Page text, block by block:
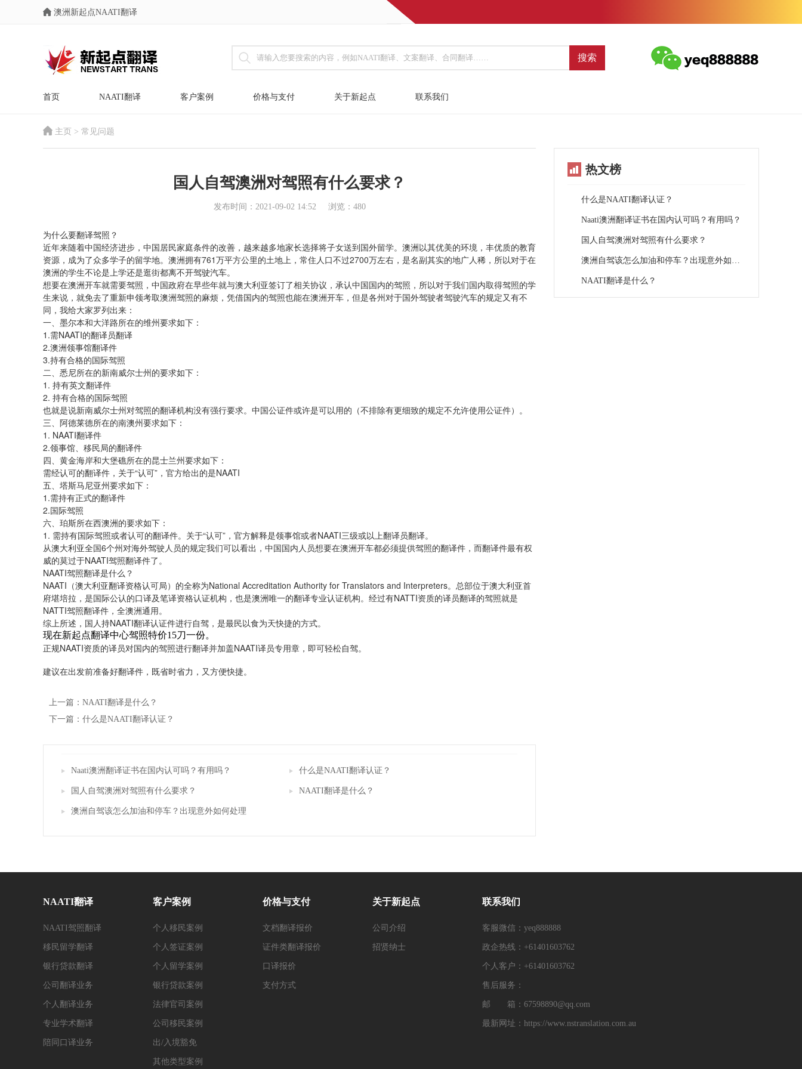
澳洲新起点NAATI翻译
搜索
首页 NAATI翻译 客户案例 价格与支付 关于新起点 联系我们
主页 > 常见问题
国人自驾澳洲对驾照有什么要求？
发布时间：2021-09-02 14:52 浏览： 480
为什么要翻译驾照？
近年来随着中国经济进步，中国居民家庭条件的改善，越来越多地家长选择将子女送到国外留学。澳洲以其优美的环境，丰优质的教育
资源，成为了众多学子的留学地。澳洲拥有761万平方公里的土地上，常住人口不过2700万左右，是名副其实的地广人稀，所以对于在
澳洲的学生不论是上学还是逛街都离不开驾驶汽车。
想要在澳洲开车就需要驾照，中国政府在早些年就与澳大利亚签订了相关协议，承认中国国内的驾照，所以对于我们国内取得驾照的学
生来说，就免去了重新申领考取澳洲驾照的麻烦，凭借国内的驾照也能在澳洲开车，但是各州对于国外驾驶者驾驶汽车的规定又有不
同，我给大家罗列出来：
一、墨尔本和大洋路所在的维州要求如下：
1.需NAATI的翻译员翻译
2.澳洲领事馆翻译件
3.持有合格的国际驾照
二、悉尼所在的新南威尔士州的要求如下：
1. 持有英文翻译件
2. 持有合格的国际驾照
也就是说新南威尔士州对驾照的翻译机构没有强行要求。中国公证件或许是可以用的（不排除有更细致的规定不允许使用公证件）。
三、阿德莱德所在的南澳州要求如下：
1. NAATI翻译件
2.领事馆、移民局的翻译件
四、黄金海岸和大堡礁所在的昆士兰州要求如下：
需经认可的翻译件，关于“认可”， 官方给出的是NAATI
五、塔斯马尼亚州要求如下：
1.需持有正式的翻译件
2.国际驾照
六、珀斯所在西澳洲的要求如下：
1. 需持有国际驾照或者认可的翻译件。关于“认可”，官方解释是领事馆或者NAATI三级或以上翻译员翻译。
从澳大利亚全国6个州对海外驾驶人员的规定我们可以看出，中国国内人员想要在澳洲开车都必须提供驾照的翻译件，而翻译件最有权
威的莫过于NAATI驾照翻译件了。
NAATI驾照翻译是什么？
NAATI（澳大利亚翻译资格认可局）的全称为National Accreditation Authority for Translators and Interpreters。总部位于澳大利亚首
府堪培拉，是国际公认的口译及笔译资格认证机构，也是澳洲唯一的翻译专业认证机构。经过有NATTI资质的译员翻译的驾照就是
NATTI驾照翻译件，全澳洲通用。
综上所述，国人持NAATI翻译认证件进行自驾，是最民以食为天快捷的方式。
现在新起点翻译中心驾照特价15刀一份。
正规NAATI资质的译员对国内的驾照进行翻译并加盖NAATI译员专用章，即可轻松自驾。
建议在出发前准备好翻译件，既省时省力，又方便快捷。
上一篇：NAATI翻译是什么？
下一篇：什么是NAATI翻译认证？
Naati澳洲翻译证书在国内认可吗？有用吗？ 什么是NAATI翻译认证？
国人自驾澳洲对驾照有什么要求？ NAATI翻译是什么？
澳洲自驾该怎么加油和停车？出现意外如何处理
热文榜
什么是NAATI翻译认证？
Naati澳洲翻译证书在国内认可吗？有用吗？
国人自驾澳洲对驾照有什么要求？
澳洲自驾该怎么加油和停车？出现意外如何处理
NAATI翻译是什么？
NAATI翻译
NAATI驾照翻译
移民留学翻译
银行贷款翻译
公司翻译业务
个人翻译业务
专业学术翻译
陪同口译业务
客户案例
个人移民案例
个人签证案例
个人留学案例
银行贷款案例
法律官司案例
公司移民案例
出/入境豁免
其他类型案例
价格与支付
文档翻译报价
证件类翻译报价
口译报价
支付方式
关于新起点
公司介绍
招贤纳士
联系我们
客服微信：yeq888888
政企热线：+61401603762
个人客户：+61401603762
售后服务：
邮 箱：67598890@qq.com
最新网址：https://www.nstranslation.com.au